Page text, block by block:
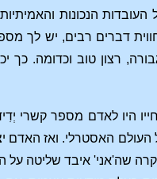
העובדות הנכונות
דברים רבים, יש לך
רצון טוב וכדומה. כך
היו לאדם מספר קשרי
האסטרלי. ואז האדם
שה'אני' איבד שליטה על